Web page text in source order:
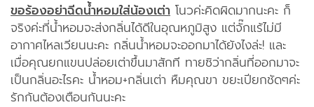
ขอร้องอย่าฉีดน้ำหอมใส่น้องเต่า โนวค่ะคิดผิดมากนะคะ ก็
จริงค่ะที่น้ำหอมจะส่งกลิ่นได้ดีในอุณหภูมิสูง แต่จั๊กแร้ไม่มี
อากาศไหลเวียนนะคะ กลิ่นน้ำหอมจะออกมาได้ยังไงล่ะ! และ
เมื่อคุณยกแขนปล่อยเต่าขึ้นมาสักที ทายซิว่ากลิ่นที่ออกมาจะ
เป็นกลิ่นอะไรคะ น้ำหอม+กลิ่นเต่า หืมคุณขา ขยะเปียกชัดๆค่ะ
รักกันต้องเตือนกันนะคะ